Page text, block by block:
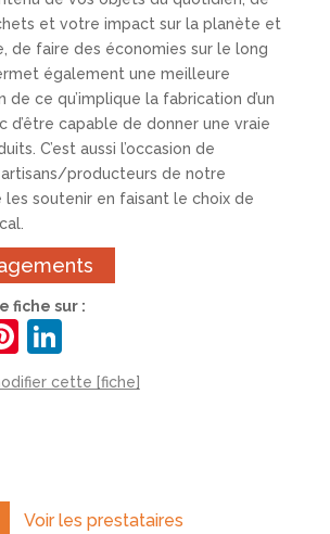
et votre impact sur la planète et
de faire des économies sur le long
également une meilleure
de ce qu’implique la fabrication d’un
d’être capable de donner une vraie
C’est aussi l’occasion de
producteurs de notre
soutenir en faisant le choix de
fiche sur :
Pi
nt
Li
n
n
cette [fiche]
Voir les prestataires